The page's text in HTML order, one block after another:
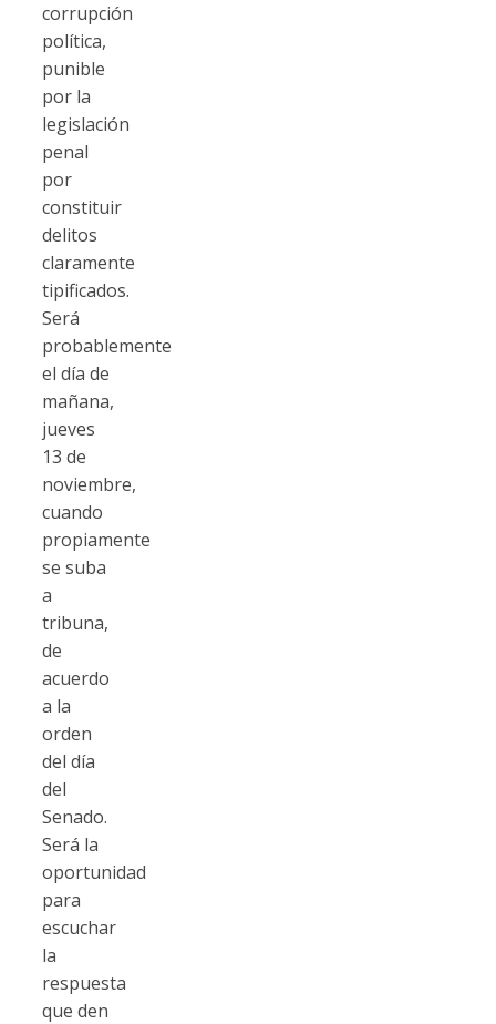
corrupción
política,
punible
por la
legislación
penal
por
constituir
delitos
claramente
tipificados.
Será
probablemente
el día de
mañana,
jueves
13 de
noviembre,
cuando
propiamente
se suba
a
tribuna,
de
acuerdo
a la
orden
del día
del
Senado.
Será la
oportunidad
para
escuchar
la
respuesta
que den